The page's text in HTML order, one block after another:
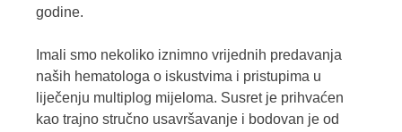
godine.
Imali smo nekoliko iznimno vrijednih predavanja
naših hematologa o iskustvima i pristupima u
liječenju multiplog mijeloma. Susret je prihvaćen
kao trajno stručno usavršavanje i bodovan je od